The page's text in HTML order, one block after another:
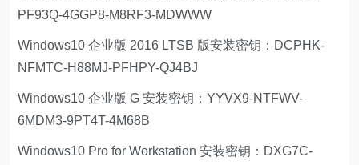
PF93Q-4GGP8-M8RF3-MDWWW
Windows10 企业版 2016 LTSB 版安装密钥：DCPHK-
NFMTC-H88MJ-PFHPY-QJ4BJ
Windows10 企业版 G 安装密钥：YYVX9-NTFWV-
6MDM3-9PT4T-4M68B
Windows10 Pro for Workstation 安装密钥：DXG7C-